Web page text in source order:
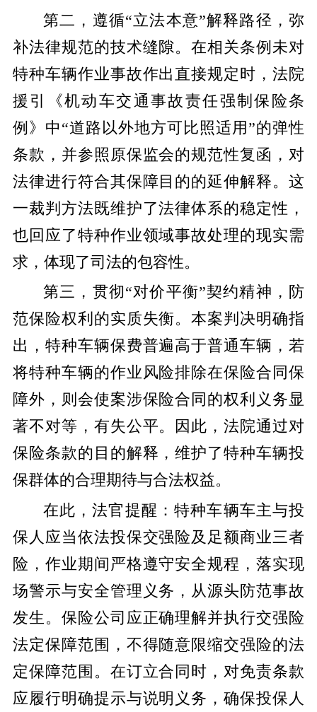
第二，遵循“立法本意”解释路径，弥
补法律规范的技术缝隙。在相关条例未对
特种车辆作业事故作出直接规定时，法院
援引《机动车交通事故责任强制保险条
例》中“道路以外地方可比照适用”的弹性
条款，并参照原保监会的规范性复函，对
法律进行符合其保障目的的延伸解释。这
一裁判方法既维护了法律体系的稳定性，
也回应了特种作业领域事故处理的现实需
求，体现了司法的包容性。
第三，贯彻“对价平衡”契约精神，防
范保险权利的实质失衡。本案判决明确指
出，特种车辆保费普遍高于普通车辆，若
将特种车辆的作业风险排除在保险合同保
障外，则会使案涉保险合同的权利义务显
著不对等，有失公平。因此，法院通过对
保险条款的目的解释，维护了特种车辆投
保群体的合理期待与合法权益。
在此，法官提醒：特种车辆车主与投
保人应当依法投保交强险及足额商业三者
险，作业期间严格遵守安全规程，落实现
场警示与安全管理义务，从源头防范事故
发生。保险公司应正确理解并执行交强险
法定保障范围，不得随意限缩交强险的法
定保障范围。在订立合同时，对免责条款
应履行明确提示与说明义务，确保投保人